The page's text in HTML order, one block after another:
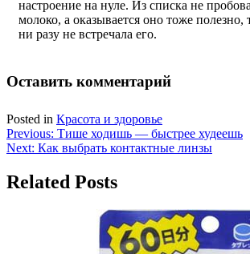
настроение на нуле. Из списка не
молоко, а оказывается оно тоже полезно,
ни разу не встречала его.
Оставить комментарий
Posted in Красота и здоровье
Навигация
по
записям
Previous: Тише ходишь — быстрее худеешь
Next: Как выбрать контактные линзы
Related Posts